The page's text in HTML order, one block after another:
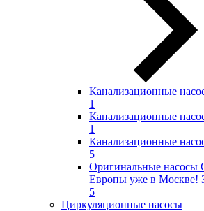
Канализационные
1
Канализационные
1
Канализационные
5
Оригинальные насосы
Европы уже в Москве!
5
Циркуляционные насосы